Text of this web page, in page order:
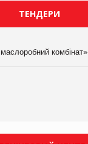
ТЕНДЕРИ
комбінат»